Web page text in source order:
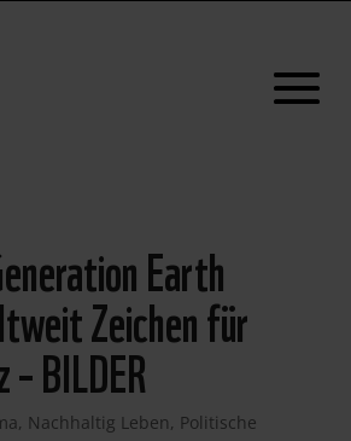
Earth
Zeichen für
BILDER
, Nachhaltig Leben, Politische